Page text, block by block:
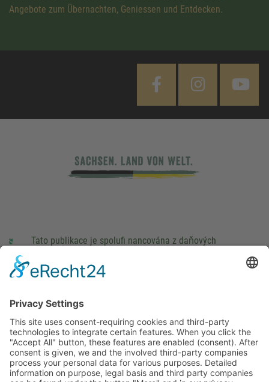
Angebote zum Übernachten, Geniessen und Entdecken.
Tato publikace je spolufi nancována z daňových
Saského Zemského sněmu.
This site uses consent-requiring cookies and third-party
technologies to integrate certain features. When you click the
"Accept All" button, these features are enabled (consent).